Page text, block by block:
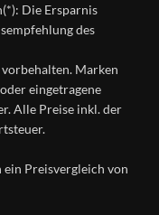
Die Ersparnis
des
Marken
eingetragene
Alle Preise inkl. der
ein Preisvergleich von